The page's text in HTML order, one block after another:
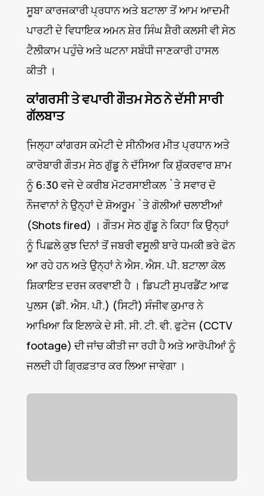
ਸੂਬਾ ਕਾਰਜਕਾਰੀ ਪ੍ਰਧਾਨ ਅਤੇ ਬਟਾਲਾ ਤੋਂ ਆਮ ਆਦਮੀ
ਪਾਰਟੀ ਦੇ ਵਿਧਾਇਕ ਅਮਨ ਸ਼ੇਰ ਸਿੰਘ ਸ਼ੈਰੀ ਕਲਸੀ ਵੀ ਸੇਠ
ਟੈਲੀਕਾਮ ਪਹੁੰਚੇ ਅਤੇ ਘਟਨਾ ਸਬੰਧੀ ਜਾਣਕਾਰੀ ਹਾਸਲ
ਕੀਤੀ ।
ਕਾਂਗਰਸੀ ਤੇ ਵਪਾਰੀ ਗੌਤਮ ਸੇਠ ਨੇ ਦੱਸੀ ਸਾਰੀ
ਗੱਲਬਾਤ
ਜਿ਼ਲ੍ਹਾ ਕਾਂਗਰਸ ਕਮੇਟੀ ਦੇ ਸੀਨੀਅਰ ਮੀਤ ਪ੍ਰਧਾਨ ਅਤੇ
ਕਾਰੋਬਾਰੀ ਗੌਤਮ ਸੇਠ ਗੁੱਡੂ ਨੇ ਦੱਸਿਆ ਕਿ ਸ਼ੁੱਕਰਵਾਰ ਸ਼ਾਮ
ਨੂੰ 6:30 ਵਜੇ ਦੇ ਕਰੀਬ ਮੋਟਰਸਾਈਕਲ `ਤੇ ਸਵਾਰ ਦੋ
ਨੌਜਵਾਨਾਂ ਨੇ ਉਨ੍ਹਾਂ ਦੇ ਸ਼ੋਅਰੂਮ `ਤੇ ਗੋਲੀਆਂ ਚਲਾਈਆਂ
(Shots fired) । ਗੌਤਮ ਸੇਠ ਗੁੱਡੂ ਨੇ ਕਿਹਾ ਕਿ ਉਨ੍ਹਾਂ
ਨੂੰ ਪਿਛਲੇ ਕੁਝ ਦਿਨਾਂ ਤੋਂ ਜਬਰੀ ਵਸੂਲੀ ਬਾਰੇ ਧਮਕੀ ਭਰੇ ਫੋਨ
ਆ ਰਹੇ ਹਨ ਅਤੇ ਉਨ੍ਹਾਂ ਨੇ ਐਸ. ਐਸ. ਪੀ. ਬਟਾਲਾ ਕੋਲ
ਸ਼ਿਕਾਇਤ ਦਰਜ ਕਰਵਾਈ ਹੈ । ਡਿਪਟੀ ਸੁਪਰਡੈਂਟ ਆਫ
ਪੁਲਸ (ਡੀ. ਐਸ. ਪੀ.) (ਸਿਟੀ) ਸੰਜੀਵ ਕੁਮਾਰ ਨੇ
ਆਖਿਆ ਕਿ ਇਲਾਕੇ ਦੇ ਸੀ. ਸੀ. ਟੀ. ਵੀ. ਫੁਟੇਜ (CCTV
footage) ਦੀ ਜਾਂਚ ਕੀਤੀ ਜਾ ਰਹੀ ਹੈ ਅਤੇ ਆਰੋਪੀਆਂ ਨੂੰ
ਜਲਦੀ ਹੀ ਗ੍ਰਿਫ਼ਤਾਰ ਕਰ ਲਿਆ ਜਾਵੇਗਾ ।